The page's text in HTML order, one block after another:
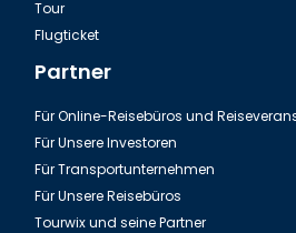
Tour
Flugticket
Partner
Für Online-Reisebüros und
Für Unsere Investoren
Für Transportunternehmen
Für Unsere Reisebüros
Tourwix und seine Partner